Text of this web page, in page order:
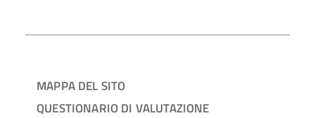
MAPPA DEL SITO
QUESTIONARIO DI VALUTAZIONE